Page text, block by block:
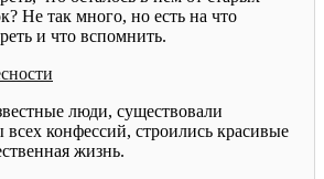
Не так много, но есть на что
и что вспомнить.
люди, существовали
конфессий, строились красивые
жизнь.